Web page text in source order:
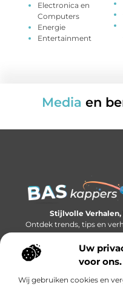
Uw
voor ons.
Wij gebruiken cookies en
Electronica en
Computers
Energie
Entertainment
Media en
Stijlvolle
Ontdek trends, tips en
Bericht categorie